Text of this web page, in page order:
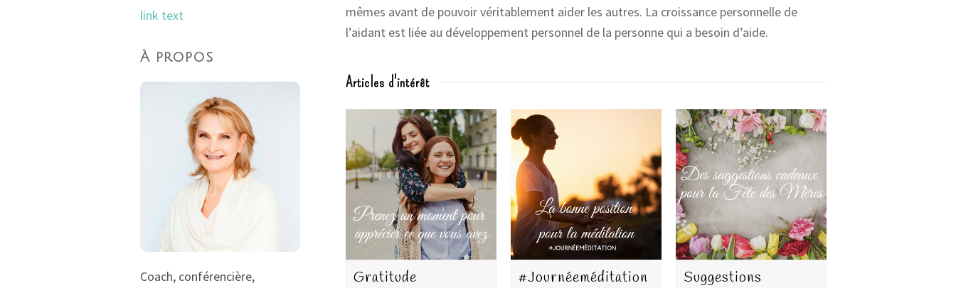
mêmes avant de pouvoir véritablement aider les autres. La croissance personnelle de
l’aidant est liée au développement personnel de la personne qui a besoin d’aide.
Articles d'intérêt
Gratitude #Journéeméditation
Suggestions
link text
À propos
Coach, conférencière,